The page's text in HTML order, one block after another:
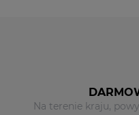
Na terenie kraju,